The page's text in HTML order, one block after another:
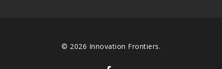
© 2026 Innovation Frontiers.